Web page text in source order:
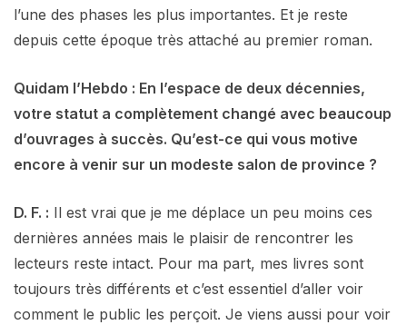
l’une des phases les plus importantes. Et je reste
depuis cette époque très attaché au premier roman.
Quidam l’Hebdo : En l’espace de deux décennies,
votre statut a complètement changé avec beaucoup
d’ouvrages à succès. Qu’est-ce qui vous motive
encore à venir sur un modeste salon de province ?
D. F. : Il est vrai que je me déplace un peu moins ces
dernières années mais le plaisir de rencontrer les
lecteurs reste intact. Pour ma part, mes livres sont
toujours très différents et c’est essentiel d’aller voir
comment le public les perçoit. Je viens aussi pour voir